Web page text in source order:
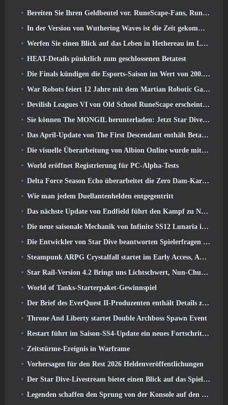
Bereiten Sie Ihren Geldbeutel vor. RuneScape-Fans, RuneFest-Tickets stehen kurz vor dem Verkauf
In der Version von Wuthering Waves ist die Zeit gekommen, Aemeath zu retten 3.3 Aktualisieren
Werfen Sie einen Blick auf das Leben in Hethereau im Launch-Gameplay-Vorschauvideo von Neverness To Everness
HEAT-Details pünktlich zum geschlossenen Betatest
Die Finals kündigen die Esports-Saison im Wert von 200.000 US-Dollar an
War Robots feiert 12 Jahre mit dem Martian Robotic Games Event
Devilish Leagues VI von Old School RuneScape erscheint heute
Sie können The MONGIL herunterladen: Jetzt Star Dive-Client
Das April-Update von The First Descendant enthält Beta-Versionen neuer Endgame-Inhalte
Die visuelle Überarbeitung von Albion Online wurde mit dem heutigen Start des Radiant Wilds-Updates eingestellt
World eröffnet Registrierung für PC-Alpha-Tests
Delta Force Season Echo überarbeitet die Zero Dam-Karte und erweitert das Operations-Gameplay
Wie man jedem Duellantenhelden entgegentritt
Das nächste Update von Endfield führt den Kampf zu Nefarith
Die neue saisonale Mechanik von Infinite SS12 Lunaria ist eine der „größten Ergänzungen“ des Spiels
Die Entwickler von Star Dive beantworten Spielerfragen im Überraschungs-Livestream
Steampunk ARPG Crystalfall startet im Early Access, Aber nicht ohne ein paar Macken
Star Rail-Version 4.2 Bringt uns Lichtschwert, Nun-Chuck, Schlagzeuger-Wegbereiter und ein Emanator der Hochstimmung
World of Tanks-Starterpaket-Gewinnspiel
Der Brief des EverQuest II-Produzenten enthält Details zum Time-Locked-Erweiterungsserver
Throne And Liberty startet Double Archboss Spawn Event
Restart führt im Saison-SS4-Update ein neues Fortschrittssystem ein
Zeitstürme-Ereignis in Warframe
Vorhersagen für den Rest 2026 Heldenveröffentlichungen
Der Star Dive-Livestream bietet einen Blick auf das Spiel in Aktion vor der Veröffentlichung
Legenden schaffen den Sprung von der Konsole auf den PC